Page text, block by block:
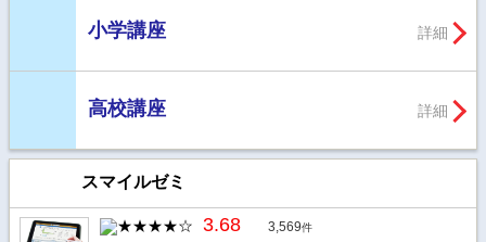
小学講座 詳細
高校講座 詳細
スマイルゼミ
3.68 3,569件